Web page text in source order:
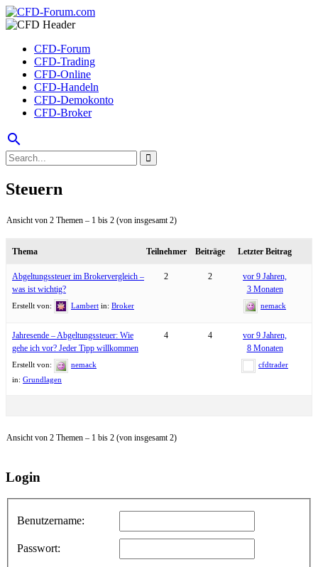
CFD-Forum
CFD-Trading
CFD-Online
CFD-Handeln
CFD-Demokonto
CFD-Broker
search
Steuern
Ansicht von 2 Themen – 1 bis 2 (von insgesamt 2)
Thema Teilnehmer Beiträge Letzter Beitrag
Abgeltungssteuer im Brokervergleich –
was ist wichtig?
Erstellt von: Lambert in: Broker
2 2
vor 9 Jahren,
3 Monaten
nemack
Jahresende – Abgeltungssteuer: Wie
gehe ich vor? Jeder Tipp willkommen
Erstellt von:
nemack
in: Grundlagen
4 4
vor 9 Jahren,
8 Monaten
cfdtrader
Ansicht von 2 Themen – 1 bis 2 (von insgesamt 2)
Login
Benutzername:
Passwort: